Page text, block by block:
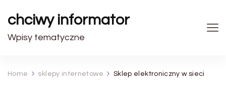
chciwy informator
Wpisy tematyczne
Home sklepy internetowe Sklep elektroniczny w sieci